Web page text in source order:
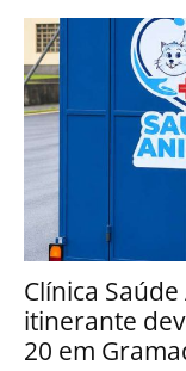
Clínica
itinerante
20 em